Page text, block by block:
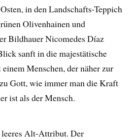
in den Landschafts-Teppich
Olivenhainen und
Bildhauer Nicomedes Díaz
sanft in die majestätische
Menschen, der näher zur
Gott, wie immer man die Kraft
ist als der Mensch.